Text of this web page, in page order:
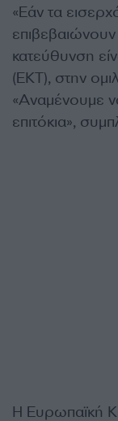
«Εάν τα
κατεύθυνση
(ΕΚΤ), στην
«Αναμένουμε
επιτόκια»,
Η Ευρωπαϊκή